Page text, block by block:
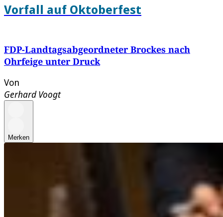
Vorfall auf Oktoberfest
FDP-Landtagsabgeordneter Brockes nach
Ohrfeige unter Druck
Von
Gerhard Voogt
Merken